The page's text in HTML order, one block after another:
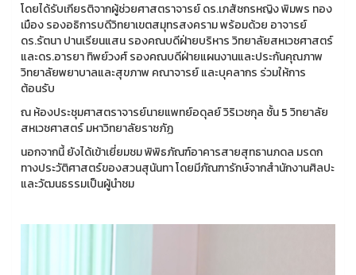
โดยได้รับเกียรติจากผู้ช่วยศาสตราจารย์ ดร.เภสัชกรหญิง พิมพร ทอง
เมือง รองอธิการบดีวิทยาเขตสมุทรสงคราม พร้อมด้วย อาจารย์
ดร.รัตนา ปานเรียนแสน รองคณบดีฝ่ายบริหาร วิทยาลัยสหเวชศาสตร์
และดร.อารยา ทิพย์วงศ์ รองคณบดีฝ่ายแผนงานและประกันคุณภาพ
วิทยาลัยพยาบาลและสุขภาพ คณาจารย์ และบุคลากร ร่วมให้การ
ต้อนรับ
ณ ห้องประชุมศาสตราจารย์นายแพทย์อดุลย์ วิริเวชกุล ชั้น 5 วิทยาลัย
สหเวชศาสตร์ มหาวิทยาลัยราชภัฏ
นอกจากนี้ ยังได้เข้าเยี่ยมชม พิพิธภัณฑ์อาคารสายสุทธานภดล มรดก
ทางประวัติศาสตร์ของสวนสุนันทา โดยมีภัณฑารักษ์จากสำนักงานศิลปะ
และวัฒนธรรมเป็นผู้นำชม